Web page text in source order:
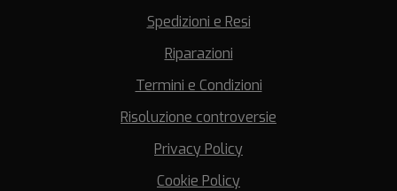
Spedizioni e Resi
Riparazioni
Termini e Condizioni
Risoluzione controversie
Privacy Policy
Cookie Policy